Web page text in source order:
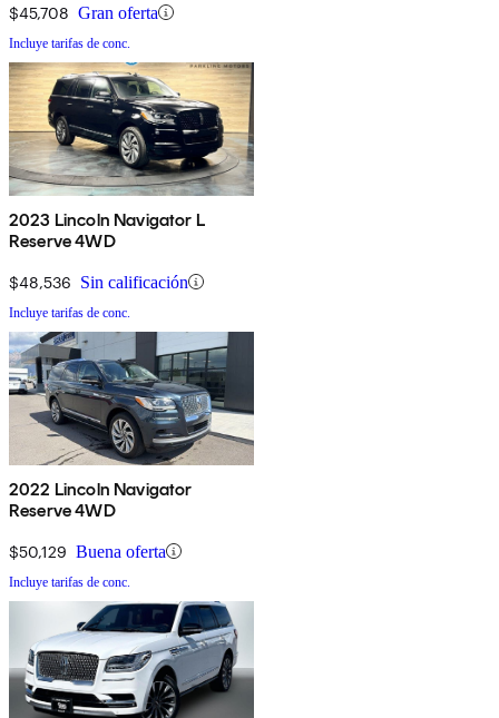
$45,708 Gran oferta
Incluye tarifas de conc.
2023 Lincoln Navigator L
Reserve 4WD
$48,536 Sin calificación
Incluye tarifas de conc.
2022 Lincoln Navigator
Reserve 4WD
$50,129 Buena oferta
Incluye tarifas de conc.